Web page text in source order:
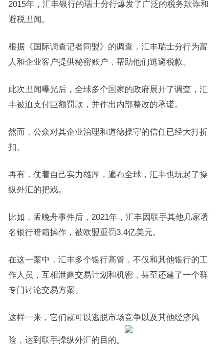
2015年，汇丰银行的瑞士分行爆发了广泛的税务欺诈和
避税丑闻。
根据《国际调查记者同盟》的调查，汇丰瑞士分行为富
人和企业客户提供秘密账户，帮助他们逃避税款。
此次丑闻曝光后，全球多个国家的政府展开了调查，汇
丰被迫支付巨额罚款，并作出内部整改的承诺。
然而，公众对其企业治理和道德操守的信任已经大打折
扣。
再有，仗着自己实力雄厚，遍布全球，汇丰也玩起了操
纵外汇的把戏。
比如，孟晚舟事件后，2021年，汇丰因联手其他几家著
名银行暗箱操作，被欧盟重罚3.4亿美元。
在这一案中，汇丰多个银行高管，不仅和其他银行的工
作人员，互相泄露交易计划和机密，甚至还建了一个群
专门讨论交易方案。
这样一来，它们就可以逃脱市场竞争以及其他经济风
险，达到联手操纵外汇的目的。